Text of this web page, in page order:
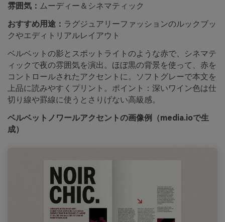
雰囲気： ムーディー＆シネマティック
おすすめ用途： ラグジュアリーファッションのルックブッ
クやエディトリアルレイアウト
ベルベットの影とスポットライトのような赤で、シネマテ
ィックで夜の雰囲気を演出。ほぼ黒の背景を使って、赤を
コントロールされたアクセントに。ソフトグレーで本文を
上品に読みやすくプリント。ポイント：深いワイン色は仕
切り線や罫線に使うとさりげない高級感。
ベルベットノワールアクセントの画像例（media.ioで生
成）